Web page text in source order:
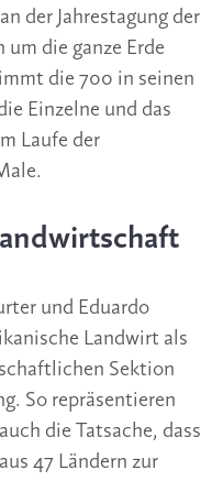
der Jahrestagung der
die ganze Erde
die 700 in seinen
Einzelne und das
Laufe der
und Eduardo
Landwirt als
Sektion
So repräsentieren
die Tatsache, dass
47 Ländern zur